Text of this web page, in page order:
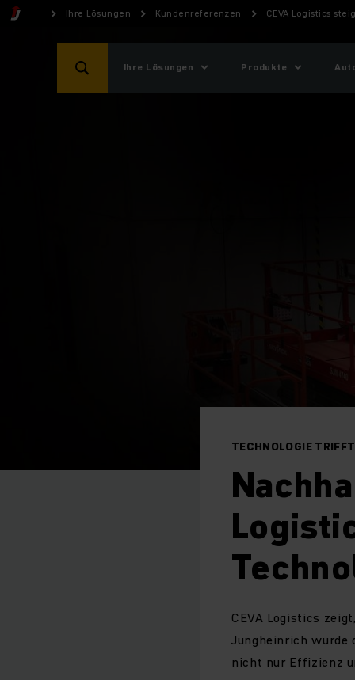
Ihre Lösungen Kundenreferenzen CEVA Logistics
Ihre Lösungen Produkte
TECHNOLOGIE
CEVA Logistics
Jungheinrich
nicht nur Effizienz